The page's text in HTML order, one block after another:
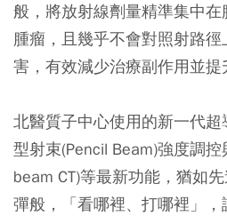
般，將放射線劑量精準集中
腫瘤，且幾乎不會對照射路
害，有效減少治療副作用並提
北醫質子中心使用的新一代
型射束(Pencil Beam)強度調
beam CT)等最新功能，猶如
彈般，「看哪裡、打哪裡」